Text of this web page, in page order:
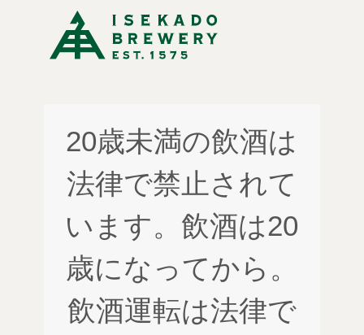
20歳未満の飲酒は
法律で禁止されて
います。飲酒は20
歳になってから。
飲酒運転は法律で